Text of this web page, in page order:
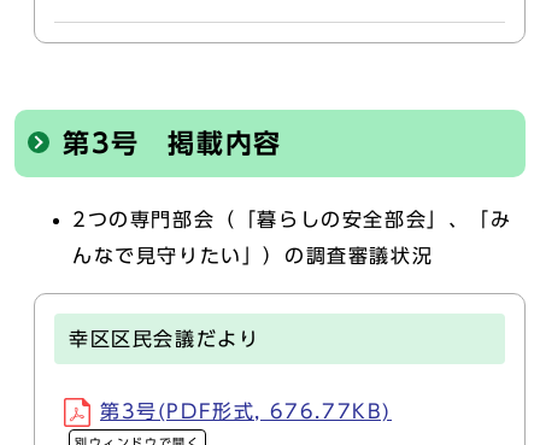
第3号 掲載内容
2つの専門部会（「暮らしの安全部会」、「み
んなで見守りたい」）の調査審議状況
幸区区民会議だより
第3号(PDF形式, 676.77KB)
別ウィンドウで開く